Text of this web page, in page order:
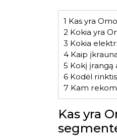
1 Kas yra
2Kokia yra
3 Kokia
4Kaip
5 Kokį įrangą
6Kodėl rinktis
7 Kam
Kas yra